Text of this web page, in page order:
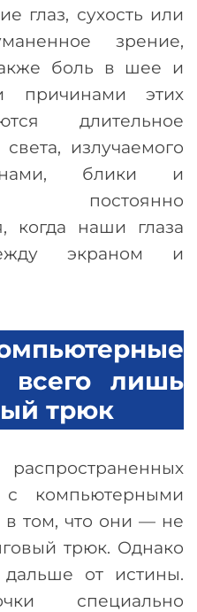
глаз, сухость или
зрение,
боль в шее и
причинами этих
длительное
излучаемого
блики и
постоянно
когда наши глаза
экраном и
всего лишь
трюк
компьютерными
в том, что они — не
трюк. Однако
от истины.
специально